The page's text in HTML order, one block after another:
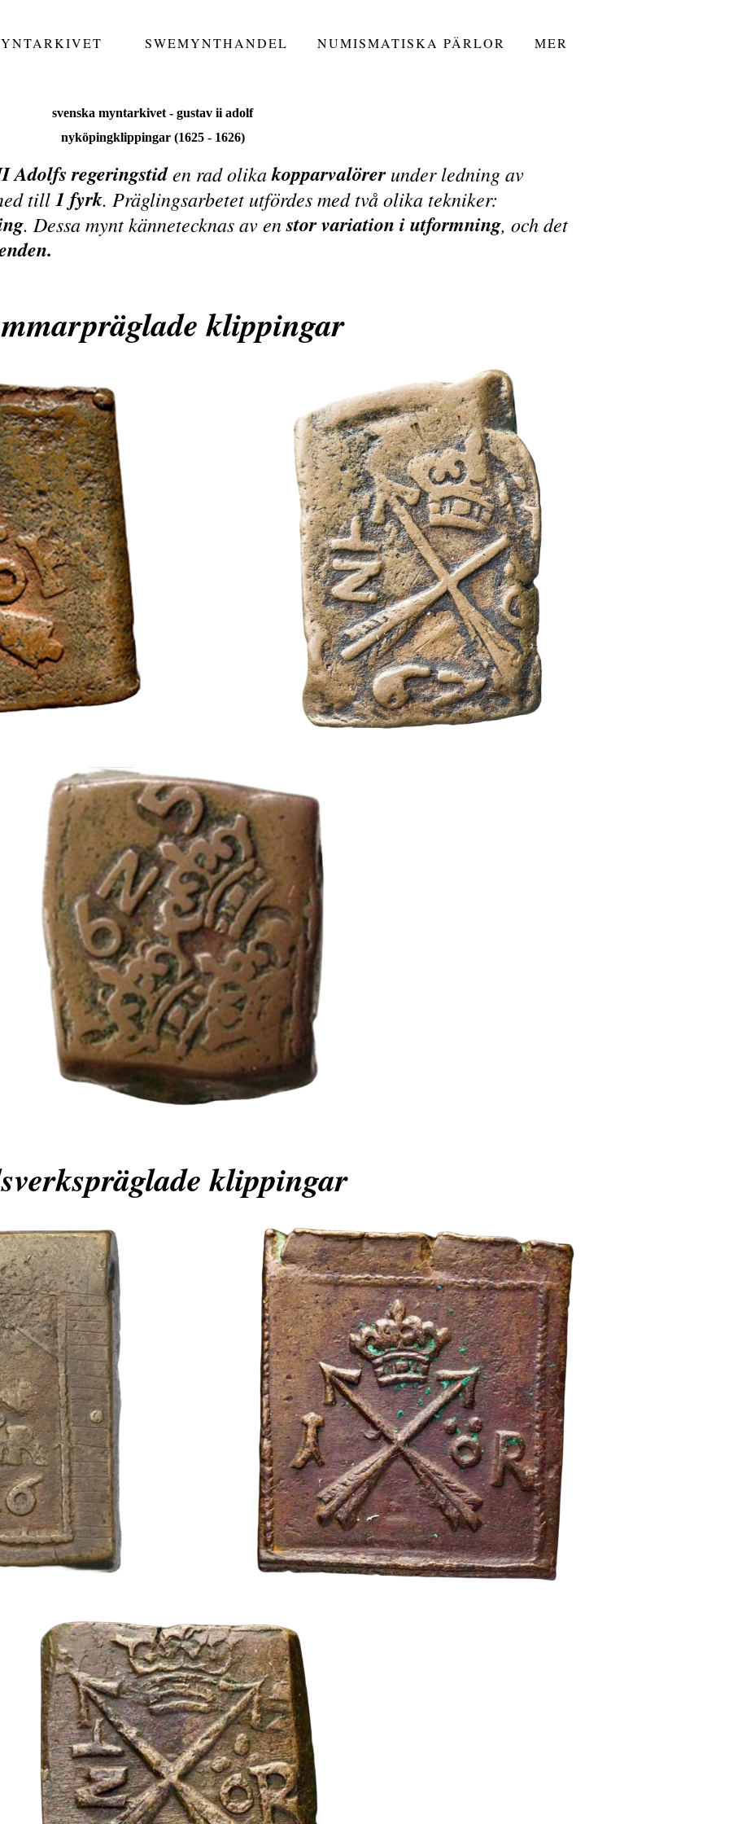
SWEMYNTHANDEL NUMISMATISKA PÄRLOR MER
svenska myntarkivet - gustav ii adolf
nyköpingklippingar (1625 - 1626)
Adolfs regeringstiden rad olikakopparvalörerunder ledning av
till1 fyrk. Präglingsarbetet utfördes med två olika tekniker:
. Dessa mynt kännetecknas av enstor variation i utformning, och det
klippingar
klippingar